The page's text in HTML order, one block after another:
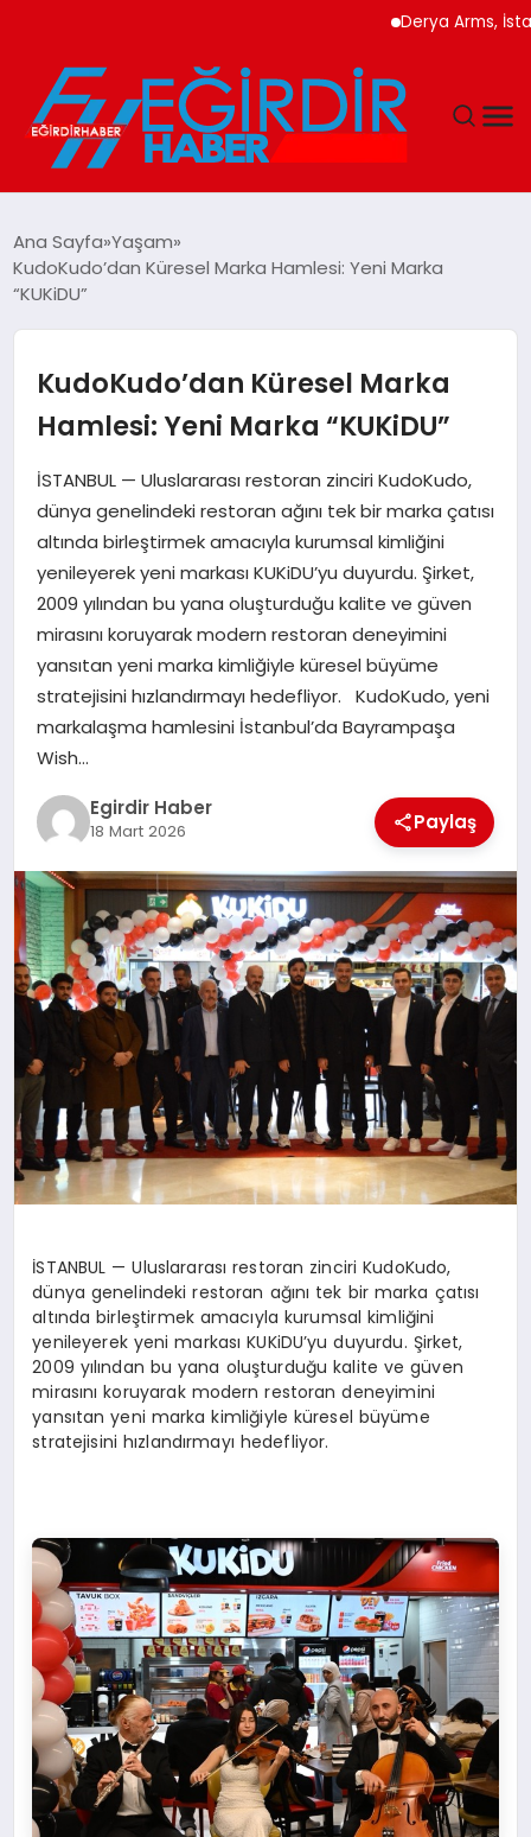
Derya Arms, İstanbul
EĞITIM
MAGAZIN
SIYASET
SPOR
YAŞAM
Ana Sayfa Yaşam
KudoKudo’dan Küresel Marka Hamlesi: Yeni Marka
“KUKiDU”
KudoKudo’dan Küresel Marka
Hamlesi: Yeni Marka “KUKiDU”
İSTANBUL — Uluslararası restoran zinciri KudoKudo,
dünya genelindeki restoran ağını tek bir marka çatısı
altında birleştirmek amacıyla kurumsal kimliğini
yenileyerek yeni markası KUKiDU’yu duyurdu. Şirket,
2009 yılından bu yana oluşturduğu kalite ve güven
mirasını koruyarak modern restoran deneyimini
yansıtan yeni marka kimliğiyle küresel büyüme
stratejisini hızlandırmayı hedefliyor. KudoKudo, yeni
markalaşma hamlesini İstanbul’da Bayrampaşa
Wish…
Egirdir Haber
18 Mart 2026 Paylaş
İSTANBUL — Uluslararası restoran zinciri KudoKudo,
dünya genelindeki restoran ağını tek bir marka çatısı
altında birleştirmek amacıyla kurumsal kimliğini
yenileyerek yeni markası KUKiDU’yu duyurdu. Şirket,
2009 yılından bu yana oluşturduğu kalite ve güven
mirasını koruyarak modern restoran deneyimini
yansıtan yeni marka kimliğiyle küresel büyüme
stratejisini hızlandırmayı hedefliyor.